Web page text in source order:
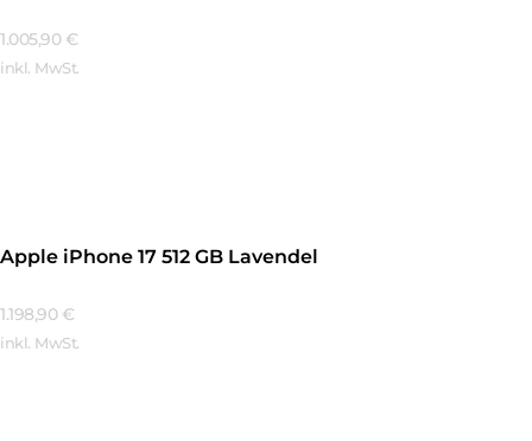
1.005,90 €
inkl. MwSt.
Apple iPhone 17 512 GB Lavendel
1.198,90 €
inkl. MwSt.